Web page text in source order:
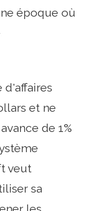
époque où
d'affaires
et ne
de 1%
veut
sa